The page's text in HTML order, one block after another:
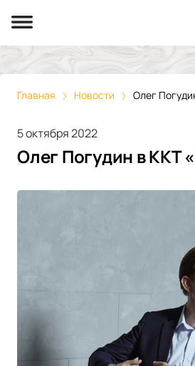
Главная Новости Олег
5 октября 2022
Олег Погудин в ККТ